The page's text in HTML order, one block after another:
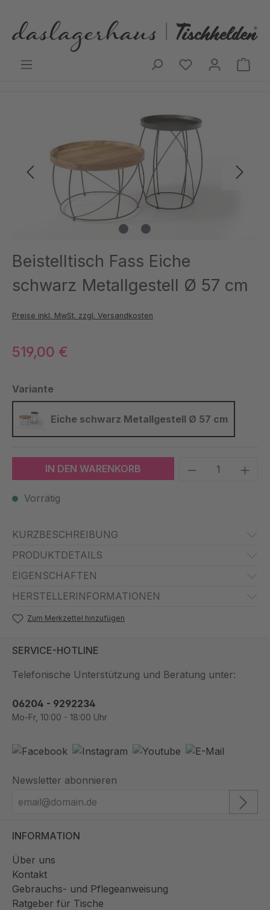
Beistelltisch Fass Eiche
schwarz Metallgestell Ø 57 cm
Preise inkl. MwSt. zzgl. Versandkosten
519,00 €
Variante
Eiche schwarz Metallgestell Ø 57 cm
Eiche schwarz Metallgestell Ø
IN DEN WARENKORB Produkt
Vorrätig
KURZBESCHREIBUNG
PRODUKTDETAILS
EIGENSCHAFTEN
HERSTELLERINFORMATIONEN
Zum Merkzettel hinzufügen
SERVICE-HOTLINE
Telefonische Unterstützung und Beratung unter:
06204 - 9292234
Mo-Fr, 10:00 - 18:00 Uhr
Newsletter abonnieren
INFORMATION
Über uns
Kontakt
Gebrauchs- und Pflegeanweisung
Ratgeber für Tische